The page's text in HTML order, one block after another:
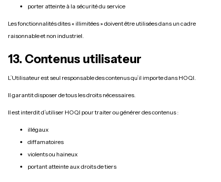
porter atteinte à la sécurité du service
Les fonctionnalités dites « illimitées » doivent être utilisées dans un cadre
raisonnable et non industriel.
13. Contenus utilisateur
L’Utilisateur est seul responsable des contenus qu’il importe dans HOQI.
Il garantit disposer de tous les droits nécessaires.
Il est interdit d’utiliser HOQI pour traiter ou générer des contenus :
illégaux
diffamatoires
violents ou haineux
portant atteinte aux droits de tiers